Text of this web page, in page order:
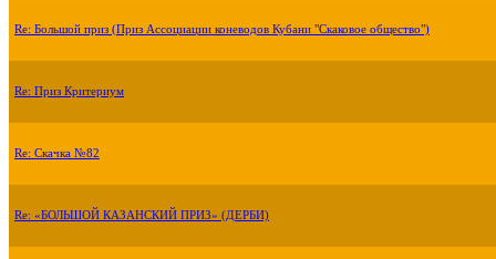
Re: Большой приз (Приз Ассоциации коневодов Кубани "Скаковое общество")
Re: Приз Критериум
Re: Скачка №82
Re: «БОЛЬШОЙ КАЗАНСКИЙ ПРИЗ» (ДЕРБИ)